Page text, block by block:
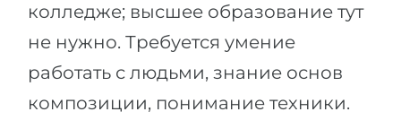
колледже; высшее образование тут
не нужно. Требуется умение
работать с людьми, знание основ
композиции, понимание техники.